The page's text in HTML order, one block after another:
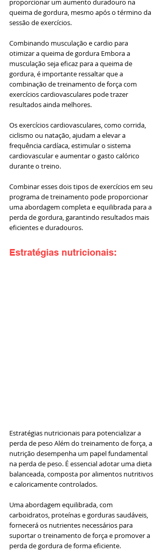
proporcionar um aumento duradouro na
queima de gordura, mesmo após o término da
sessão de exercícios.
Combinando musculação e cardio para
otimizar a queima de gordura Embora a
musculação seja eficaz para a queima de
gordura, é importante ressaltar que a
combinação de treinamento de força com
exercícios cardiovasculares pode trazer
resultados ainda melhores.
Os exercícios cardiovasculares, como corrida,
ciclismo ou natação, ajudam a elevar a
frequência cardíaca, estimular o sistema
cardiovascular e aumentar o gasto calórico
durante o treino.
Combinar esses dois tipos de exercícios em seu
programa de treinamento pode proporcionar
uma abordagem completa e equilibrada para a
perda de gordura, garantindo resultados mais
eficientes e duradouros.
Estratégias nutricionais:
Estratégias nutricionais para potencializar a
perda de peso Além do treinamento de força, a
nutrição desempenha um papel fundamental
na perda de peso. É essencial adotar uma dieta
balanceada, composta por alimentos nutritivos
e caloricamente controlados.
Uma abordagem equilibrada, com
carboidratos, proteínas e gorduras saudáveis,
fornecerá os nutrientes necessários para
suportar o treinamento de força e promover a
perda de gordura de forma eficiente.